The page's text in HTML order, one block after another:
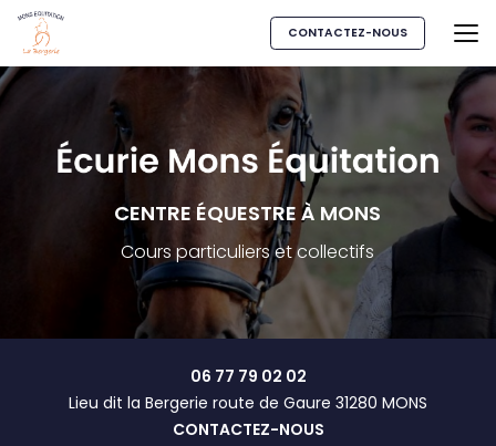
Aller
contenu
principal
CONTACTEZ-NOUS
CENTRE ÉQUESTRE À MONS
Cours particuliers et collectifs
06 77 79 02 02
Lieu dit la Bergerie route de Gaure 31280 MONS
CONTACTEZ-NOUS